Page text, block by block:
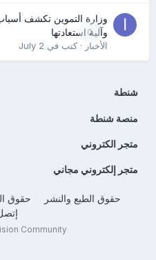
0
وزارة التموين تكشف أسباب
وآلية استعادتها
الأخبار· كتب في July 2
شنطة
منصة شنطة
متجر الكتروني
متجر إلكتروني مجاني
حقوق الطبع والنشر حقوق
Community